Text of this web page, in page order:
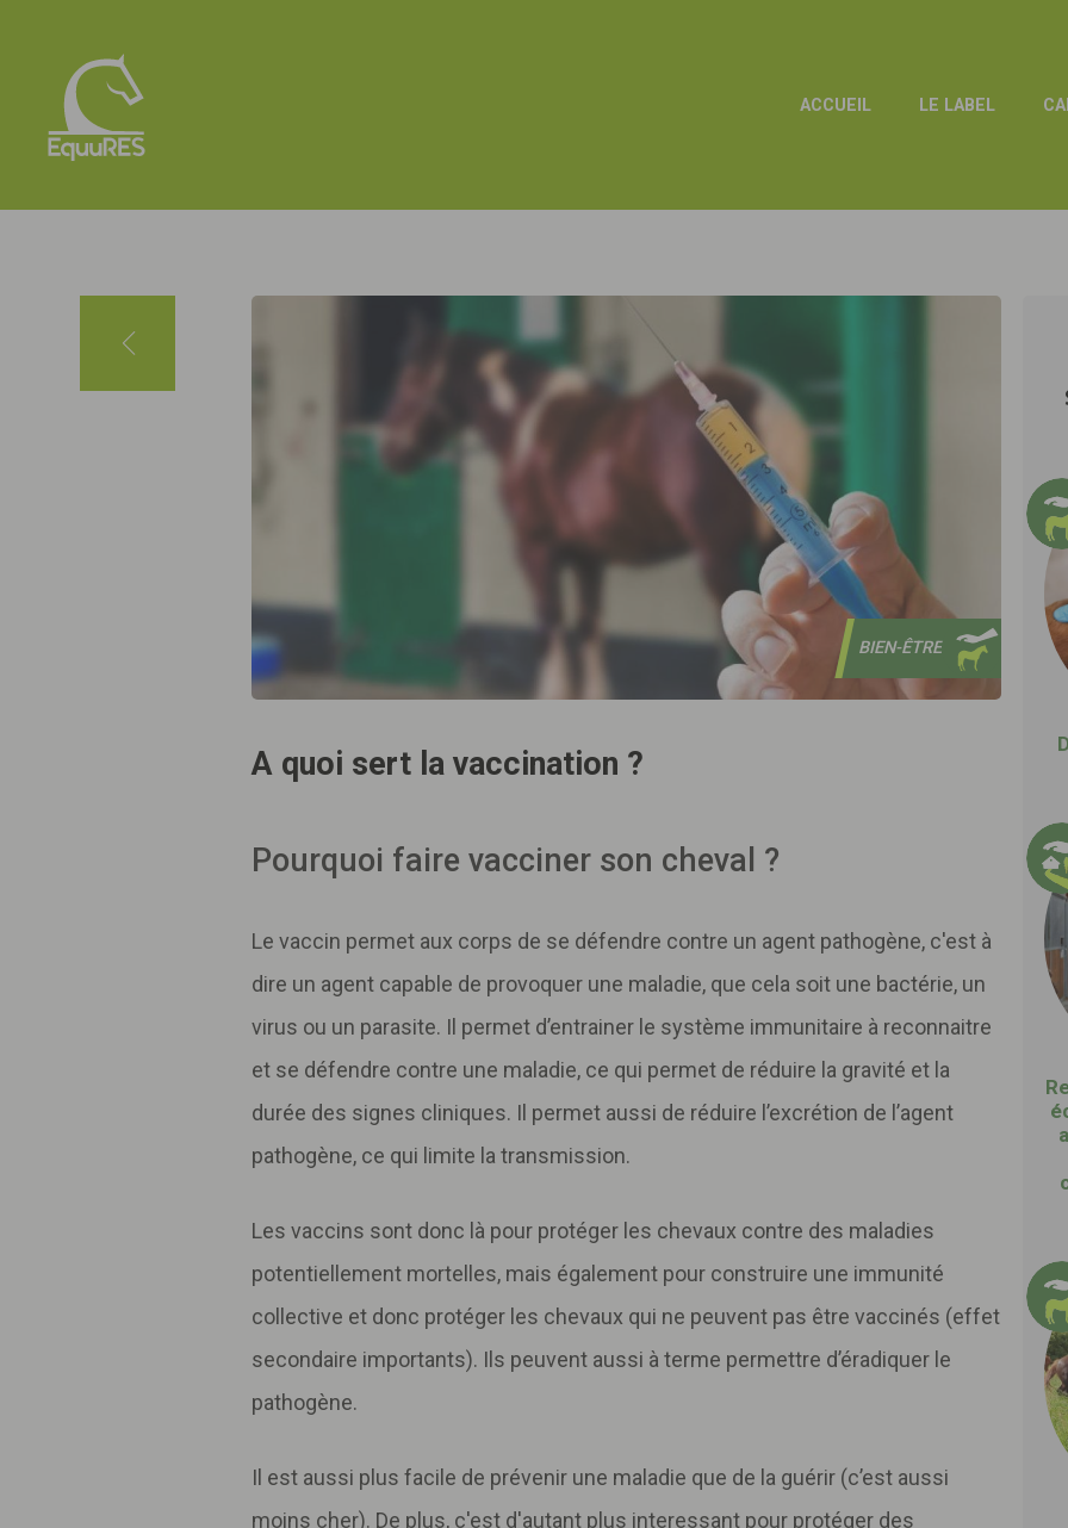
ACCUEIL LE LABEL
BIEN-ÊTRE
A quoi sert la vaccination ?
Pourquoi faire vacciner son cheval ?
Le vaccin permet aux corps de se défendre contre un agent pathogène, c'est à
dire un agent capable de provoquer une maladie, que cela soit une bactérie, un
virus ou un parasite. Il permet d’entrainer le système immunitaire à reconnaitre
et se défendre contre une maladie, ce qui permet de réduire la gravité et la
durée des signes cliniques. Il permet aussi de réduire l’excrétion de l’agent
pathogène, ce qui limite la transmission.
Les vaccins sont donc là pour protéger les chevaux contre des maladies
potentiellement mortelles, mais également pour construire une immunité
collective et donc protéger les chevaux qui ne peuvent pas être vaccinés (effet
secondaire importants). Ils peuvent aussi à terme permettre d’éradiquer le
pathogène.
Il est aussi plus facile de prévenir une maladie que de la guérir (c’est aussi
moins cher). De plus, c'est d'autant plus interessant pour protéger des